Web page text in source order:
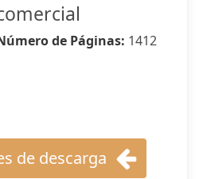
de Páginas: 1412
de descarga